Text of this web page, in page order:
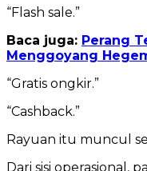
“Flash sale.”
Baca juga: Perang
Menggoyang
“Gratis ongkir.”
“Cashback.”
Rayuan itu muncul
Dari sisi operasional,